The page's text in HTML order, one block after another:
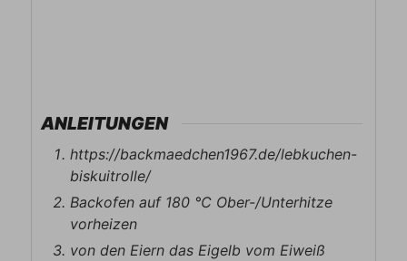
ANLEITUNGEN
https://backmaedchen1967.de/lebkuchen-
biskuitrolle/
Backofen auf 180 ℃ Ober-/Unterhitze
vorheizen
von den Eiern das Eigelb vom Eiweiß